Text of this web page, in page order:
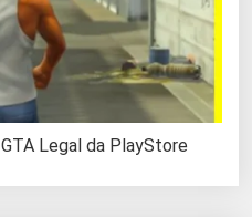
Legal da PlayStore